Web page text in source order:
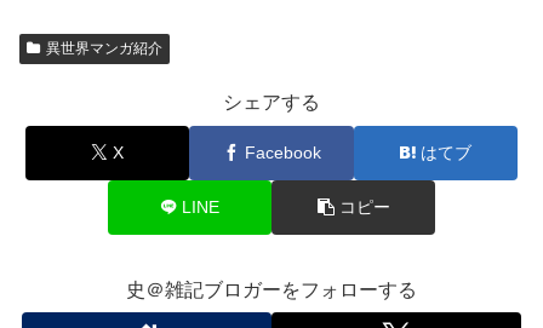
異世界マンガ紹介
シェアする
X Facebook はてブ
LINE コピー
史＠雑記ブロガーをフォローする